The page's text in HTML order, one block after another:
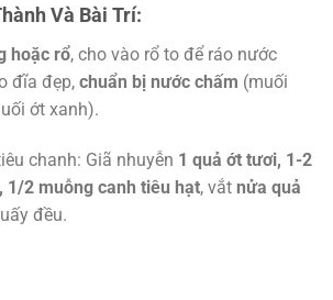
Và Bài Trí:
hoặc rổ, cho vào rổ to để ráo nước
đĩa đẹp, chuẩn bị nước chấm (muối
ớt xanh).
chanh: Giã nhuyễn 1 quả ớt tươi, 1-2
1/2 muỗng canh tiêu hạt, vắt nửa quả
đều.